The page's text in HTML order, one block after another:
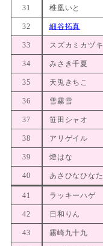
31 椎凰いと
32 細谷拓真
33 スズカミカヅキ
34 みさき千夏
35 天兎きちこ
36 雪霧雪
37 笹田シャオ
38 アリゲイル
39 燈はな
40 あさひなひなた
41 ラッキーハゲ
42 日和りん
43 霧崎九十九